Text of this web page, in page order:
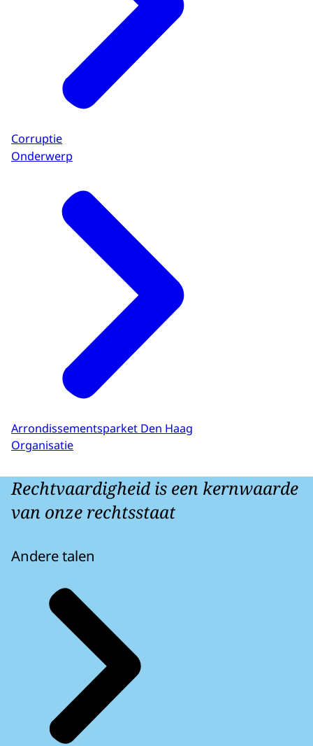
Corruptie
Onderwerp
Arrondissementsparket Den Haag
Organisatie
Rechtvaardigheid is een kernwaarde
van onze rechtsstaat
Andere talen